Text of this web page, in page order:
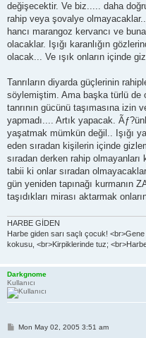
değişecektir. Ve biz..... daha
rahip veya şovalye
hancı marangoz kervancı ve
olacaklar. Işığı karanlığın
olacak... Ve ışık onların içinde
Tanrıların diyarda güçlerinin
söylemiştim. Ama başka türlü de
tanrının gücünü taşımasına izin
yapmadı.... Artık yapacak.
yaşatmak mümkün değil.. Işığı
eden sıradan kişilerin içinde
sıradan derken rahip olmayanları
tabii ki onlar sıradan
gün yeniden tapınağı kurmanın
taşıdıkları mirası aktarmak
HARBE GİDEN
Harbe giden sarı saçlı çocuk!
kokusu, <br>Kirpiklerinde tuz;
Darkgnome
Kullanıcı
PMon May 02, 2005 3:51 am